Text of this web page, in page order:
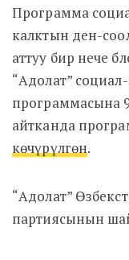
Программа
калктын ден-
аттуу бир нече
“Адолат”
программасына
айтканда
көчүрүлгөн.
“Адолат”
партиясынын